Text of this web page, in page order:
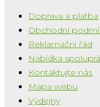
Doprava a platba
Obchodní
Reklamační řád
Nabídka
Kontaktujte nás
Mapa webu
Výdejny